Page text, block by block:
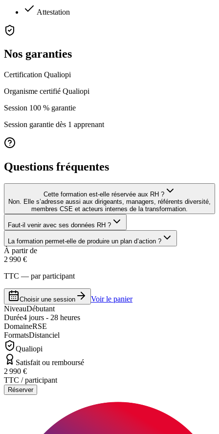
Attestation
Nos garanties
Certification Qualiopi
Organisme certifié Qualiopi
Session 100 % garantie
Session garantie dès 1 apprenant
Questions fréquentes
Cette formation est-elle réservée aux RH ?
Non. Elle s’adresse aussi aux dirigeants, managers, référents diversité,
membres CSE et acteurs internes de la transformation.
Faut-il venir avec ses données RH ?
La formation permet-elle de produire un plan d’action ?
À partir de
2 990 €
TTC — par participant
Choisir une session
Voir le panier
NiveauDébutant
Durée4 jours - 28 heures
DomaineRSE
FormatsDistanciel
Qualiopi
Satisfait ou remboursé
2 990 €
TTC / participant
Réserver